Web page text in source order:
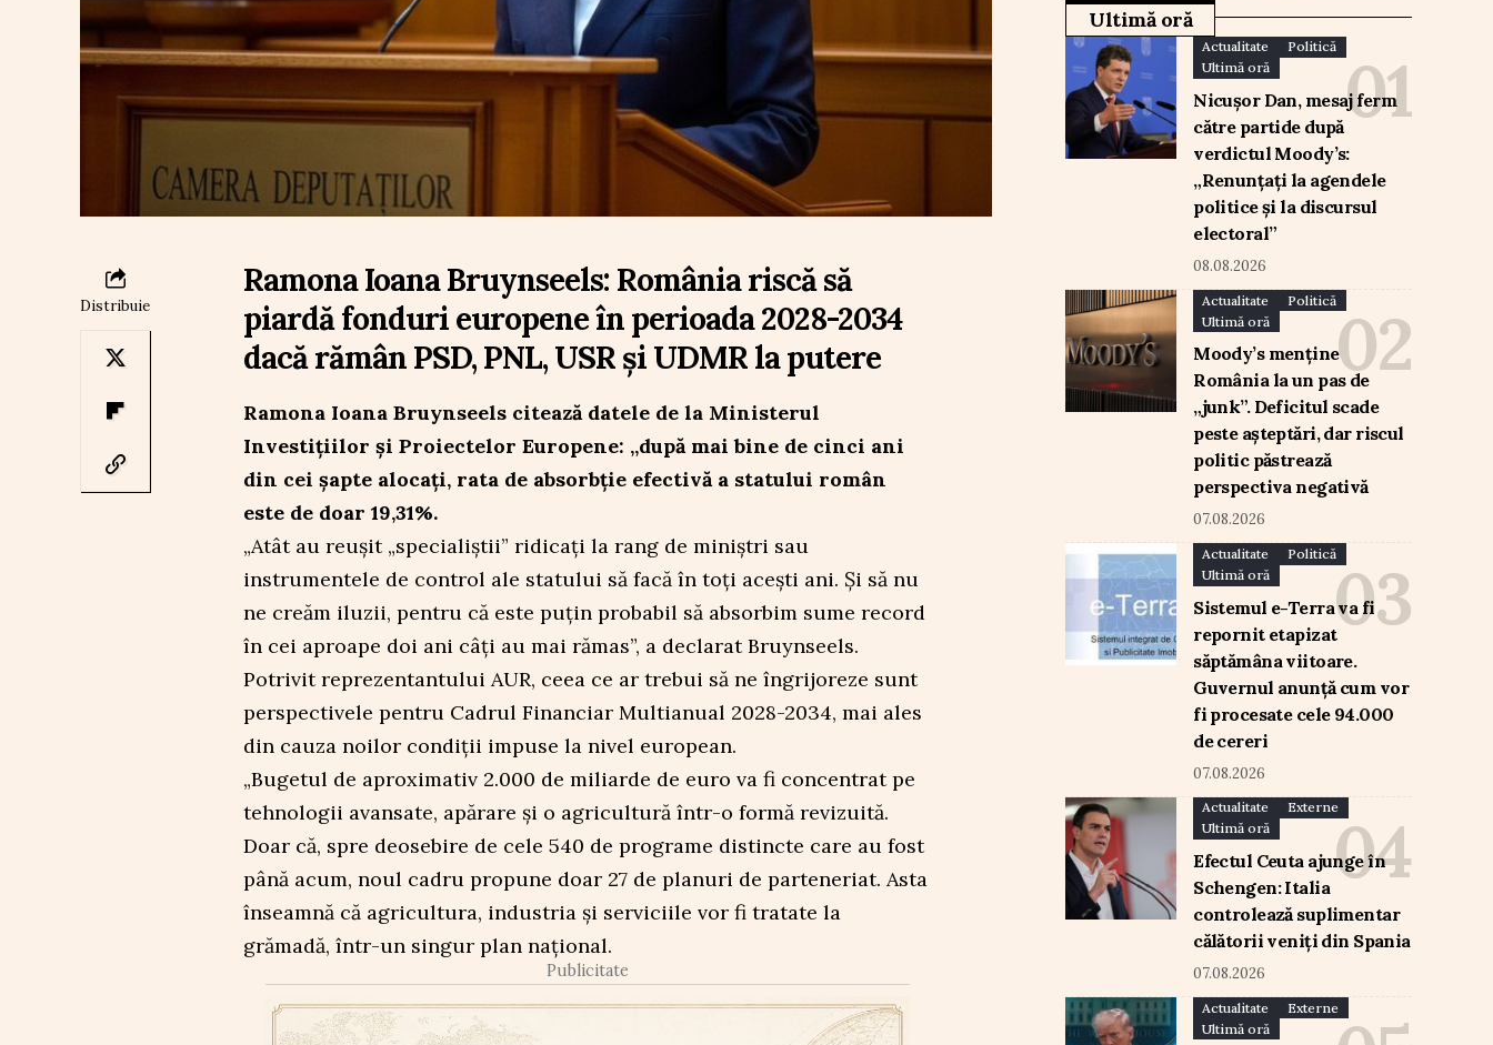
Distribuie
Ramona Ioana Bruynseels: România riscă să
piardă fonduri europene în perioada 2028-2034
dacă rămân PSD, PNL, USR și UDMR la putere
Ramona Ioana Bruynseels citează datele de la Ministerul
Investițiilor și Proiectelor Europene: „după mai bine de cinci ani
din cei șapte alocați, rata de absorbție efectivă a statului român
este de doar 19,31%.
„Atât au reușit „specialiștii” ridicați la rang de miniștri sau
instrumentele de control ale statului să facă în toți acești ani. Și să nu
ne creăm iluzii, pentru că este puțin probabil să absorbim sume record
în cei aproape doi ani câți au mai rămas”, a declarat Bruynseels.
Potrivit reprezentantului AUR, ceea ce ar trebui să ne îngrijoreze sunt
perspectivele pentru Cadrul Financiar Multianual 2028-2034, mai ales
din cauza noilor condiții impuse la nivel european.
„Bugetul de aproximativ 2.000 de miliarde de euro va fi concentrat pe
tehnologii avansate, apărare și o agricultură într-o formă revizuită.
Doar că, spre deosebire de cele 540 de programe distincte care au fost
până acum, noul cadru propune doar 27 de planuri de parteneriat. Asta
înseamnă că agricultura, industria și serviciile vor fi tratate la
grămadă, într-un singur plan național.
Publicitate
Ultimă oră
Actualitate
Politică
Ultimă oră
Nicușor Dan, mesaj ferm
către partide după
verdictul Moody’s:
„Renunțați la agendele
politice și la discursul
electoral”
08.08.2026
Actualitate
Politică
Ultimă oră
Moody’s menține
România la un pas de
„junk”. Deficitul scade
peste așteptări, dar riscul
politic păstrează
perspectiva negativă
07.08.2026
Actualitate
Politică
Ultimă oră
Sistemul e-Terra va fi
repornit etapizat
săptămâna viitoare.
Guvernul anunță cum vor
fi procesate cele 94.000
de cereri
07.08.2026
Actualitate
Externe
Ultimă oră
Efectul Ceuta ajunge în
Schengen: Italia
controlează suplimentar
călătorii veniți din Spania
07.08.2026
Actualitate
Externe
Ultimă oră